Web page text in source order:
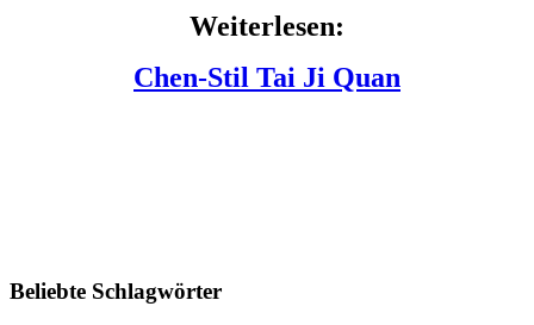
Weiterlesen:
Chen-Stil Tai Ji Quan
Beliebte Schlagwörter